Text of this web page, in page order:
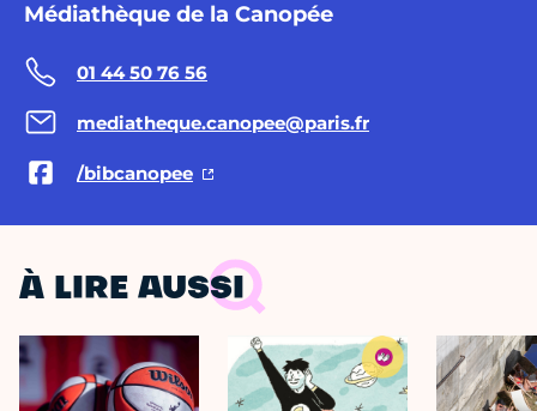
Médiathèque de la Canopée
01 44 50 76 56
mediatheque.canopee@paris.fr
/bibcanopee
À LIRE AUSSI